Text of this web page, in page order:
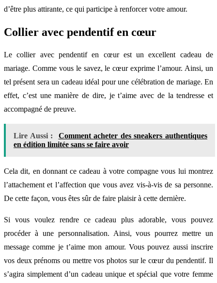
d’être plus attirante, ce qui participe à renforcer votre amour.
Collier avec pendentif en cœur
Le collier avec pendentif en cœur est un excellent cadeau de
mariage. Comme vous le savez, le cœur exprime l’amour. Ainsi, un
tel présent sera un cadeau idéal pour une célébration de mariage. En
effet, c’est une manière de dire, je t’aime avec de la tendresse et
accompagné de preuve.
Lire Aussi :
Comment acheter des sneakers authentiques
en édition limitée sans se faire avoir
Cela dit, en donnant ce cadeau à votre compagne vous lui montrez
l’attachement et l’affection que vous avez vis-à-vis de sa personne.
De cette façon, vous êtes sûr de faire plaisir à cette dernière.
Si vous voulez rendre ce cadeau plus adorable, vous pouvez
procéder à une personnalisation. Ainsi, vous pourrez mettre un
message comme je t’aime mon amour. Vous pouvez aussi inscrire
vos deux prénoms ou mettre vos photos sur le cœur du pendentif. Il
s’agira simplement d’un cadeau unique et spécial que votre femme